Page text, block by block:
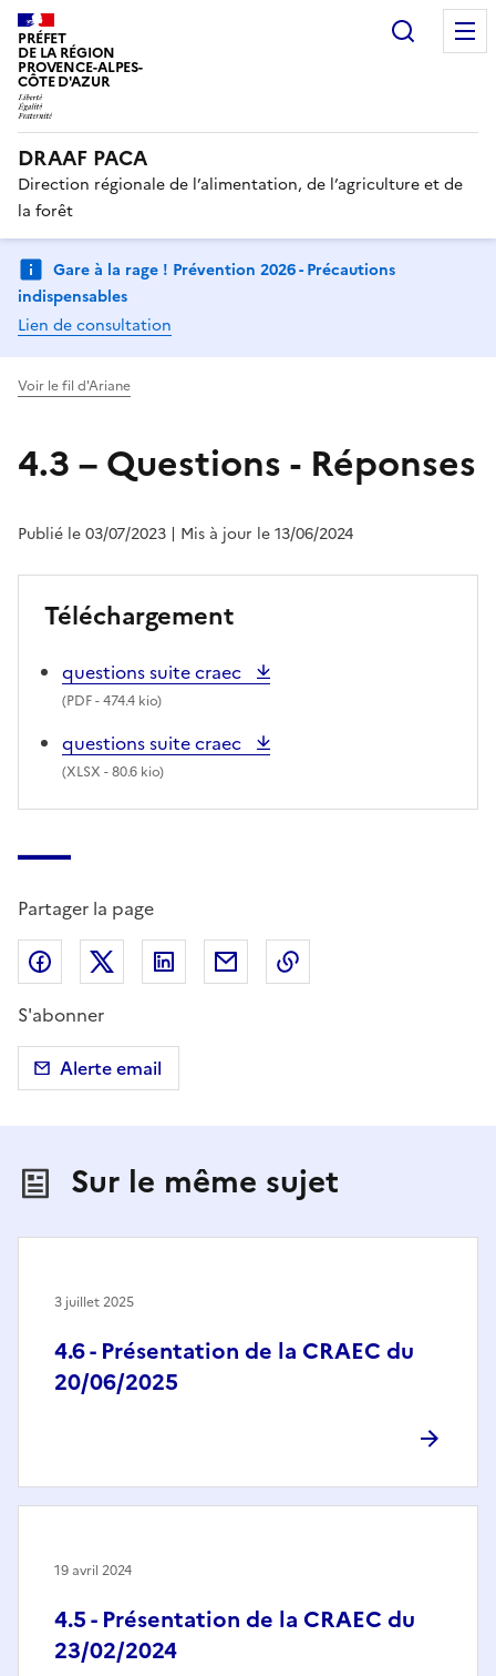
PRÉFET
DE LA RÉGION
PROVENCE-ALPES-
CÔTE D'AZUR
DRAAF PACA
Direction régionale de l’alimentation, de l’agriculture et de
la forêt
Gare à la rage ! Prévention 2026 - Précautions
indispensables
Lien de consultation
Voir le fil d'Ariane
4.3 – Questions - Réponses
Publié le 03/07/2023 | Mis à jour le 13/06/2024
Téléchargement
questions suite craec
(PDF- 474.4 kio)
questions suite craec
(XLSX - 80.6 kio)
Partager la page
Partager sur Facebook
Partager sur X (anciennement Twitter)
Partager sur LinkedIn
Partager par email
S'abonner
Alerte email
Sur le même sujet
4.6 - Présentation de la CRAEC du
20/06/2025
3 juillet 2025
4.5 - Présentation de la CRAEC du
23/02/2024
19 avril 2024